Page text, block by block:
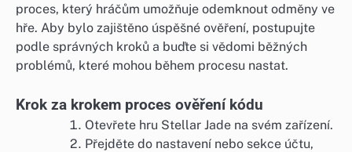
proces, který hráčům umožňuje odemknout odměny ve
hře. Aby bylo zajištěno úspěšné ověření, postupujte
podle správných kroků a buďte si vědomi běžných
problémů, které mohou během procesu nastat.
Krok za krokem proces ověření kódu
Otevřete hru Stellar Jade na svém zařízení.
Přejděte do nastavení nebo sekce účtu,